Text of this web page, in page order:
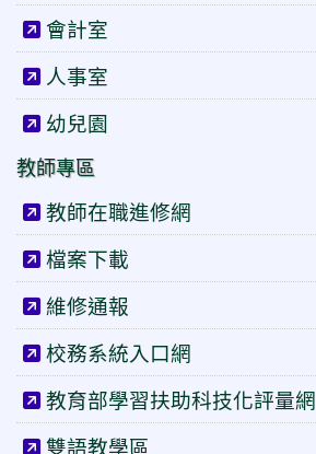
會計室
人事室
幼兒園
教師專區
教師在職進修網
檔案下載
維修通報
校務系統入口網
教育部學習扶助科技化評量網
雙語教學區